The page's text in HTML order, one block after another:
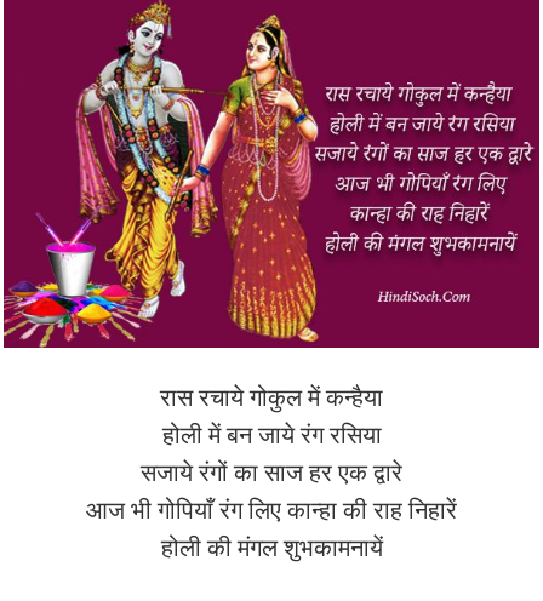
रास रचाये गोकुल में कन्हैया
होली में बन जाये रंग रसिया
सजाये रंगों का साज हर एक द्वारे
आज भी गोपियाँ रंग लिए कान्हा की राह निहारें
होली की मंगल शुभकामनायें